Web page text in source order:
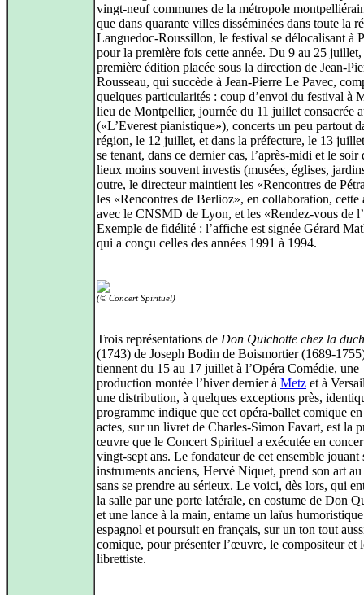
vingt-neuf communes de la métropole
que dans quarante villes disséminées dans toute la
Languedoc-Roussillon, le festival se délocalisant à
pour la première fois cette année. Du 9 au 25 juillet,
première édition placée sous la direction de Jean-
Rousseau, qui succède à Jean-Pierre Le Pavec,
quelques particularités : coup d’envoi du festival à
lieu de Montpellier, journée du 11 juillet consacrée
(«L’Everest pianistique»), concerts un peu partout
région, le 12 juillet, et dans la préfecture, le 13
se tenant, dans ce dernier cas, l’après-midi et le soir
lieux moins souvent investis (musées, églises,
outre, le directeur maintient les «Rencontres de
les «Rencontres de Berlioz», en collaboration, cette
avec le CNSMD de Lyon, et les «Rendez-vous de
Exemple de fidélité : l’affiche est signée Gérard
qui a conçu celles des années 1991 à 1994.
(© Concert Spirituel)
Trois représentations de Don Quichotte chez la
(1743) de Joseph Bodin de Boismortier (1689-
tiennent du 15 au 17 juillet à l’Opéra Comédie, une
production montée l’hiver dernier à Metz et à
une distribution, à quelques exceptions près,
programme indique que cet opéra-ballet comique
actes, sur un livret de Charles-Simon Favart, est la
œuvre que le Concert Spirituel a exécutée en
vingt-sept ans. Le fondateur de cet ensemble jouant
instruments anciens, Hervé Niquet, prend son art
sans se prendre au sérieux. Le voici, dès lors, qui
la salle par une porte latérale, en costume de Don
et une lance à la main, entame un laïus
espagnol et poursuit en français, sur un ton tout
comique, pour présenter l’œuvre, le compositeur et
librettiste.